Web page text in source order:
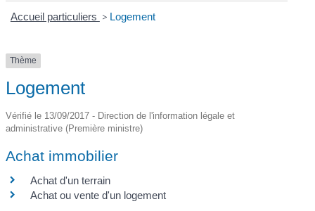
Accueil particuliers > Logement
Thème
Logement
Vérifié le 13/09/2017 - Direction de l'information légale et
administrative (Première ministre)
Achat immobilier
Achat d'un terrain
Achat ou vente d'un logement